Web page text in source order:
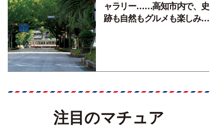
ャラリー……高知市内で、史
跡も自然もグルメも楽しみ尽
注目のマチュア